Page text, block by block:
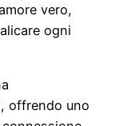
vero,
ogni
offrendo uno